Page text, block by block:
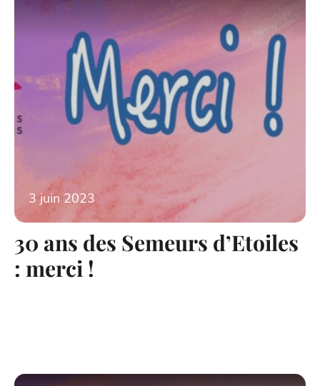
3 juin 2023
30 ans des Semeurs d’Etoiles
: merci !